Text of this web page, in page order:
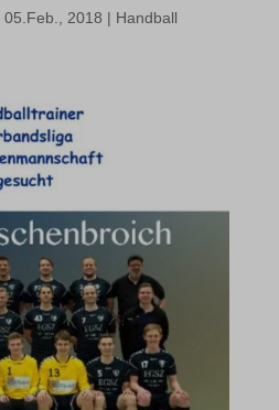
05.Feb., 2018 | Handball